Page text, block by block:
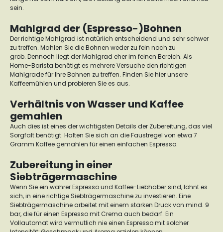
sein.
Mahlgrad der (Espresso-)Bohnen
Der richtige Mahlgrad ist natürlich entscheidend und sehr schwer
zu treffen. Mahlen Sie die Bohnen weder zu fein noch zu
grob. Dennoch liegt der Mahlgrad eher im feinen Bereich. Als
Home-Barista benötigt es mehrere Versuche den richtigen
Mahlgrade für Ihre Bohnen zu treffen. Finden Sie hier unsere
Kaffeemühlen und probieren Sie es aus.
Verhältnis von Wasser und Kaffee
gemahlen
Auch dies ist eines der wichtigsten Details der Zubereitung, das viel
Sorgfalt benötigt. Halten Sie sich an die Faustregel von etwa 7
Gramm Kaffee gemahlen für einen einfachen Espresso.
Zubereitung in einer
Siebträgermaschine
Wenn Sie ein wahrer Espresso und Kaffee-Liebhaber sind, lohnt es
sich, in eine richtige Siebträgermaschine zu investieren. Eine
Siebträgermaschine arbeitet mit einem starken Druck von mind. 9
bar, die für einen Espresso mit Crema auch bedarf. Ein
Vollautomat wird vermutlich nie einen Espresso mit solcher